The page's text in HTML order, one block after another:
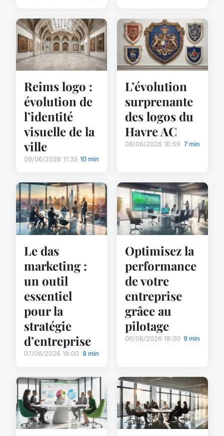
Reims logo :
évolution de
l’identité
visuelle de la
ville
09/06/2026 11:35 10 min
L’évolution
surprenante
des logos du
Havre AC
08/06/2026 16:59 7 min
Le das
marketing :
un outil
essentiel
pour la
stratégie
d’entreprise
07/06/2026 18:00 8 min
Optimisez la
performance
de votre
entreprise
grâce au
pilotage
06/06/2026 18:00 9 min